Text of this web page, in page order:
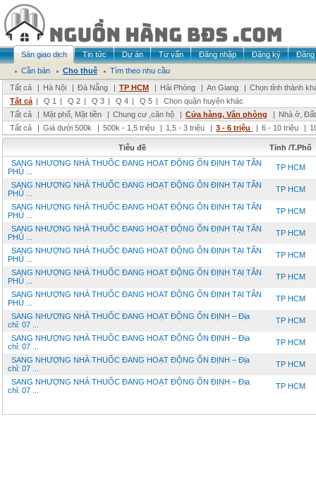
Sàn giao dịch Tin tức Dự án Tư vấn Đăng nhập Đăng ký
Đăng
Cần bán
Cho thuê
Tìm theo nhu cầu
Tất cả
| Hà Nội | Đà Nẵng | TP HCM | Hải Phòng | An Giang | Chọn tỉnh thành
Tất cả | Q 1 | Q 2 | Q 3 | Q 4 | Q 5 |
Chọn quận huyện khác
Tất cả
| Mặt phố, Mặt tiền | Chung cư ,căn hộ | Cửa hàng, Văn phòng | Nhà ở,
Tất cả
| Giá dưới 500k | 500k - 1,5 triệu | 1,5 - 3 triệu | 3 - 6 triệu | 6 - 10 triệu |
Tiêu đề
Tỉnh /T.Phố
SANG NHƯỢNG NHÀ THUỐC ĐANG HOẠT ĐỘNG ỔN ĐỊNH TẠI TÂN
PHÚ ...
TP HCM
SANG NHƯỢNG NHÀ THUỐC ĐANG HOẠT ĐỘNG ỔN ĐỊNH TẠI TÂN
PHÚ ...
TP HCM
SANG NHƯỢNG NHÀ THUỐC ĐANG HOẠT ĐỘNG ỔN ĐỊNH TẠI TÂN
PHÚ ...
TP HCM
SANG NHƯỢNG NHÀ THUỐC ĐANG HOẠT ĐỘNG ỔN ĐỊNH TẠI TÂN
PHÚ ...
TP HCM
SANG NHƯỢNG NHÀ THUỐC ĐANG HOẠT ĐỘNG ỔN ĐỊNH TẠI TÂN
PHÚ ...
TP HCM
SANG NHƯỢNG NHÀ THUỐC ĐANG HOẠT ĐỘNG ỔN ĐỊNH TẠI TÂN
PHÚ ...
TP HCM
SANG NHƯỢNG NHÀ THUỐC ĐANG HOẠT ĐỘNG ỔN ĐỊNH TẠI TÂN
PHÚ ...
TP HCM
SANG NHƯỢNG NHÀ THUỐC ĐANG HOẠT ĐỘNG ỔN ĐỊNH – Địa
chỉ: 07 ...
TP HCM
SANG NHƯỢNG NHÀ THUỐC ĐANG HOẠT ĐỘNG ỔN ĐỊNH – Địa
chỉ: 07 ...
TP HCM
SANG NHƯỢNG NHÀ THUỐC ĐANG HOẠT ĐỘNG ỔN ĐỊNH – Địa
chỉ: 07 ...
TP HCM
SANG NHƯỢNG NHÀ THUỐC ĐANG HOẠT ĐỘNG ỔN ĐỊNH – Địa
chỉ: 07 ...
TP HCM